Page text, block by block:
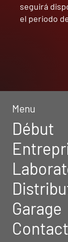
seguirá
el periodo
Menu
Début
Garage
Contact